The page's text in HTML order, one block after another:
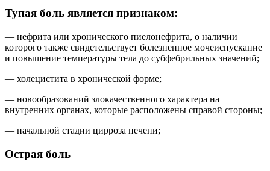
Тупая боль является признаком:
— нефрита или хронического пиелонефрита, о наличии
которого также свидетельствует болезненное мочеиспускание
и повышение температуры тела до субфебрильных значений;
— холецистита в хронической форме;
— новообразований злокачественного характера на
внутренних органах, которые расположены справой стороны;
— начальной стадии цирроза печени;
Острая боль